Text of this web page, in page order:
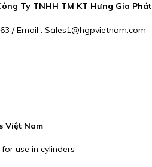
Ty TNHH TM KT Hưng Gia Phát
/ Email : Sales1@hgpvietnam.com
Việt Nam
use in cylinders